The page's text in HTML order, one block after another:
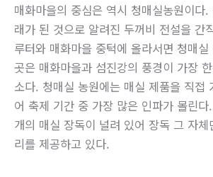
매화마을의 중심은 역시 청매실농원이다
래가 된 것으로 알려진 두꺼비 전설을 간
루터와 매화마을 중턱에 올라서면 청매
곳은 매화마을과 섬진강의 풍경이 가장
소다. 청매실 농원에는 매실 제품을 직접
어 축제 기간 중 가장 많은 인파가 몰린다
개의 매실 장독이 널려 있어 장독 그 자체
리를 제공하고 있다.